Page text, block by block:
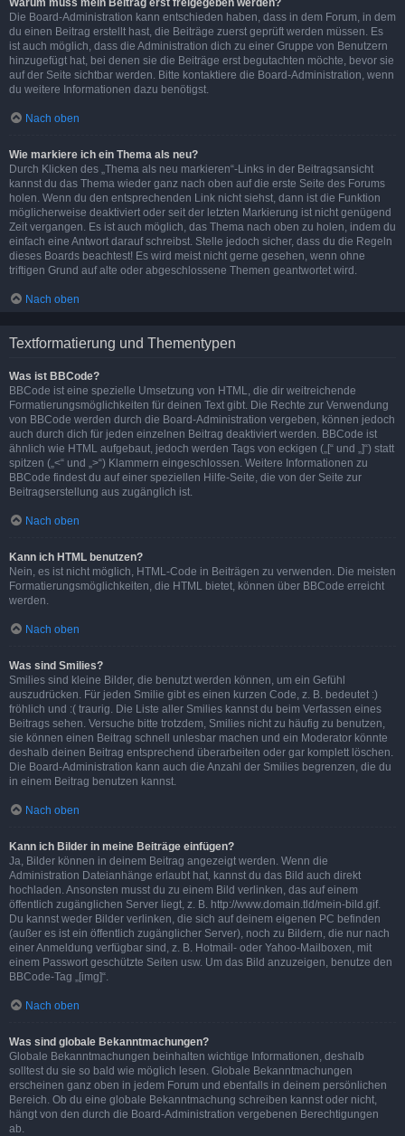
Warum muss mein Beitrag erst freigegeben werden?
Die Board-Administration kann entschieden haben, dass in dem Forum, in dem
du einen Beitrag erstellt hast, die Beiträge zuerst geprüft werden müssen. Es
ist auch möglich, dass die Administration dich zu einer Gruppe von Benutzern
hinzugefügt hat, bei denen sie die Beiträge erst begutachten möchte, bevor sie
auf der Seite sichtbar werden. Bitte kontaktiere die Board-Administration, wenn
du weitere Informationen dazu benötigst.
Nach oben
Wie markiere ich ein Thema als neu?
Durch Klicken des „Thema als neu markieren“-Links in der Beitragsansicht
kannst du das Thema wieder ganz nach oben auf die erste Seite des Forums
holen. Wenn du den entsprechenden Link nicht siehst, dann ist die Funktion
möglicherweise deaktiviert oder seit der letzten Markierung ist nicht genügend
Zeit vergangen. Es ist auch möglich, das Thema nach oben zu holen, indem du
einfach eine Antwort darauf schreibst. Stelle jedoch sicher, dass du die Regeln
dieses Boards beachtest! Es wird meist nicht gerne gesehen, wenn ohne
triftigen Grund auf alte oder abgeschlossene Themen geantwortet wird.
Nach oben
Textformatierung und Thementypen
Was ist BBCode?
BBCode ist eine spezielle Umsetzung von HTML, die dir weitreichende
Formatierungsmöglichkeiten für deinen Text gibt. Die Rechte zur Verwendung
von BBCode werden durch die Board-Administration vergeben, können jedoch
auch durch dich für jeden einzelnen Beitrag deaktiviert werden. BBCode ist
ähnlich wie HTML aufgebaut, jedoch werden Tags von eckigen („[“ und „]“) statt
spitzen („<“ und „>“) Klammern eingeschlossen. Weitere Informationen zu
BBCode findest du auf einer speziellen Hilfe-Seite, die von der Seite zur
Beitragserstellung aus zugänglich ist.
Nach oben
Kann ich HTML benutzen?
Nein, es ist nicht möglich, HTML-Code in Beiträgen zu verwenden. Die meisten
Formatierungsmöglichkeiten, die HTML bietet, können über BBCode erreicht
werden.
Nach oben
Was sind Smilies?
Smilies sind kleine Bilder, die benutzt werden können, um ein Gefühl
auszudrücken. Für jeden Smilie gibt es einen kurzen Code, z. B. bedeutet :)
fröhlich und :( traurig. Die Liste aller Smilies kannst du beim Verfassen eines
Beitrags sehen. Versuche bitte trotzdem, Smilies nicht zu häufig zu benutzen,
sie können einen Beitrag schnell unlesbar machen und ein Moderator könnte
deshalb deinen Beitrag entsprechend überarbeiten oder gar komplett löschen.
Die Board-Administration kann auch die Anzahl der Smilies begrenzen, die du
in einem Beitrag benutzen kannst.
Nach oben
Kann ich Bilder in meine Beiträge einfügen?
Ja, Bilder können in deinem Beitrag angezeigt werden. Wenn die
Administration Dateianhänge erlaubt hat, kannst du das Bild auch direkt
hochladen. Ansonsten musst du zu einem Bild verlinken, das auf einem
öffentlich zugänglichen Server liegt, z. B. http://www.domain.tld/mein-bild.gif.
Du kannst weder Bilder verlinken, die sich auf deinem eigenen PC befinden
(außer es ist ein öffentlich zugänglicher Server), noch zu Bildern, die nur nach
einer Anmeldung verfügbar sind, z. B. Hotmail- oder Yahoo-Mailboxen, mit
einem Passwort geschützte Seiten usw. Um das Bild anzuzeigen, benutze den
BBCode-Tag „[img]“.
Nach oben
Was sind globale Bekanntmachungen?
Globale Bekanntmachungen beinhalten wichtige Informationen, deshalb
solltest du sie so bald wie möglich lesen. Globale Bekanntmachungen
erscheinen ganz oben in jedem Forum und ebenfalls in deinem persönlichen
Bereich. Ob du eine globale Bekanntmachung schreiben kannst oder nicht,
hängt von den durch die Board-Administration vergebenen Berechtigungen
ab.